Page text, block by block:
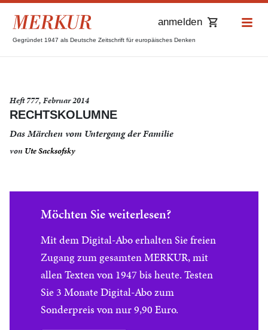
Gegründet 1947 als Deutsche Zeitschrift für europäisches Denken
anmelden
Heft 777, Februar 2014
RECHTSKOLUMNE
Das Märchen vom Untergang der Familie
von Ute Sacksofsky
Möchten Sie weiterlesen?
Mit dem Digital-Abo erhalten Sie freien
Zugang zum gesamten MERKUR, mit
allen Texten von 1947 bis heute. Testen
Sie 3 Monate Digital-Abo zum
Sonderpreis von nur 9,90 Euro.